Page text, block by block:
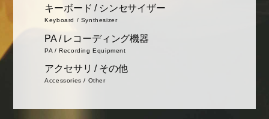
キーボード / シンセサイザー
Keyboard / Synthesizer
PA / レコーディング機器
PA / Recording Equipment
アクセサリ / その他
Accessories / Other